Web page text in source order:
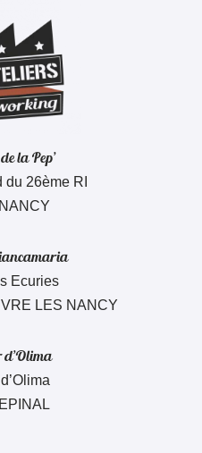
la Pep’
26ème RI
Ecuries
LES NANCY
d’Olima